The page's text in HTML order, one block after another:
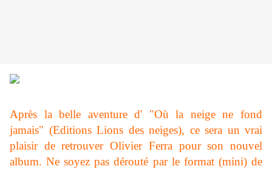
Après la belle aventure d' "Où la neige ne fond
jamais" (Editions Lions des neiges), ce sera un vrai
plaisir de retrouver Olivier Ferra pour son nouvel
album. Ne soyez pas dérouté par le format (mini) de